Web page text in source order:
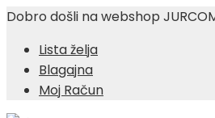
Dobro došli na webshop
Lista želja
Blagajna
Moj Račun